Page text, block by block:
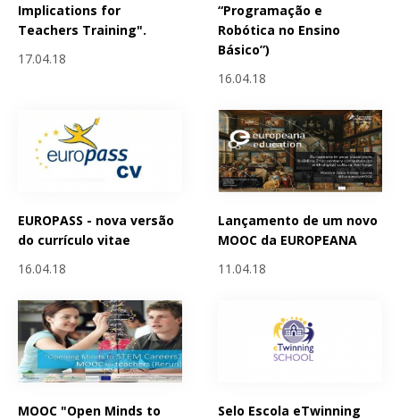
Implications for
Teachers Training".
17.04.18
“Programação e
Robótica no Ensino
Básico”)
16.04.18
EUROPASS - nova versão
do currículo vitae
16.04.18
Lançamento de um novo
MOOC da EUROPEANA
11.04.18
MOOC "Open Minds to
Selo Escola eTwinning